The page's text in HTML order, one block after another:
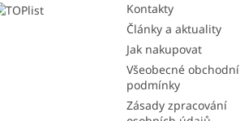
Kontakty
Články a aktuality
Jak nakupovat
Všeobecné obchodní
podmínky
Zásady zpracování